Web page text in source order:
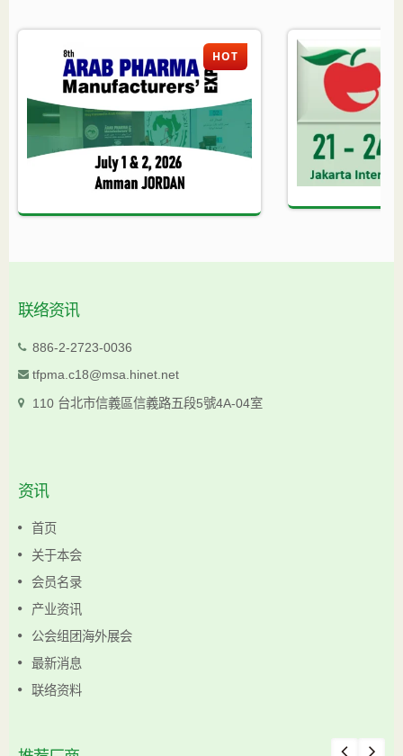
HOT
联络资讯
886-2-2723-0036
tfpma.c18@msa.hinet.net
110 台北市信義區信義路五段5號4A-04室
资讯
首页
关于本会
会员名录
产业资讯
公会组团海外展会
最新消息
联络资料